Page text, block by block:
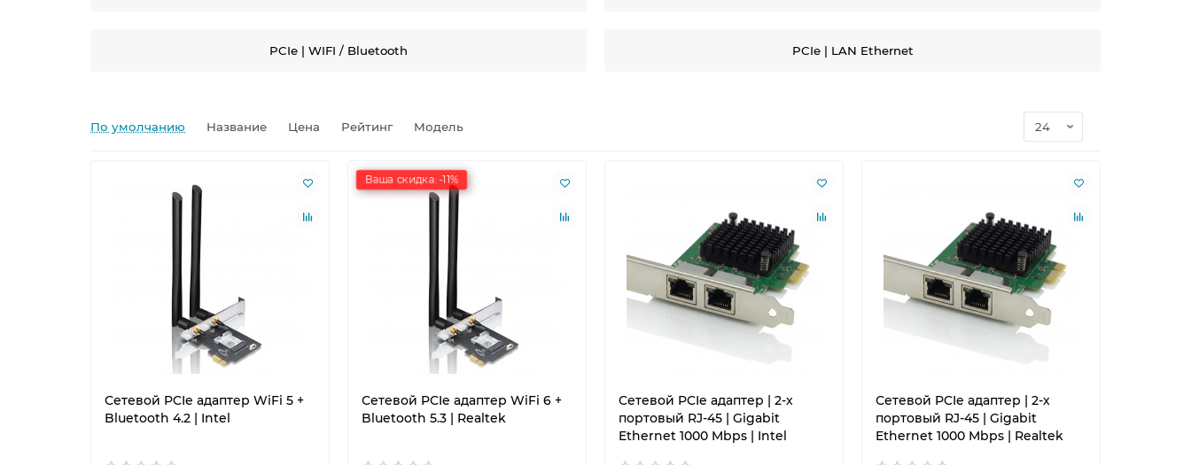
PCIe | WIFI / Bluetooth PCIe | LAN Ethernet
По умолчанию Название Цена Рейтинг Модель
Сетевой PCIe адаптер WiFi 5 +
Bluetooth 4.2 | Intel
Ваша скидка: -11%
Сетевой PCIe адаптер WiFi 6 +
Bluetooth 5.3 | Realtek
Сетевой PCIe адаптер | 2-х
портовый RJ-45 | Gigabit
Ethernet 1000 Mbps | Intel
Сетевой PCIe адаптер | 2-х
портовый RJ-45 | Gigabit
Ethernet 1000 Mbps | Realtek